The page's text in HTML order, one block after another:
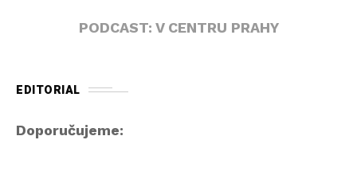
PODCAST: V CENTRU PRAHY
EDITORIAL
Doporučujeme: